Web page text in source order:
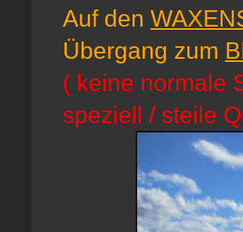
Auf den
Übergang zum
( keine normale
speziell / steile